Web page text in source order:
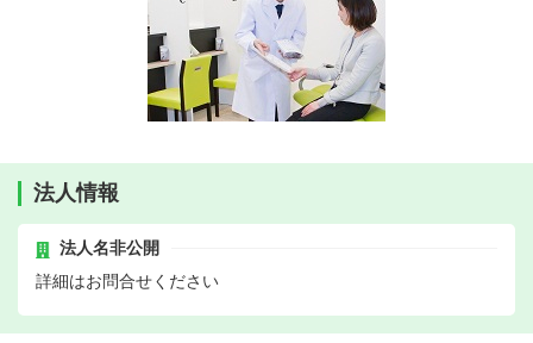
法人情報
法人名非公開
詳細はお問合せください